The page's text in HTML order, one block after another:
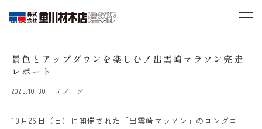
景色とアップダウンを楽しむ！出雲崎マラソン完走
レポート
2025.10.30 匠ブログ
10月26日（日）に開催された「出雲崎マラソン」のロングコー